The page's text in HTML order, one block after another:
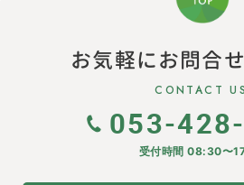
お気軽にお問合
CONTACT US
053-
受付時間 08:30〜